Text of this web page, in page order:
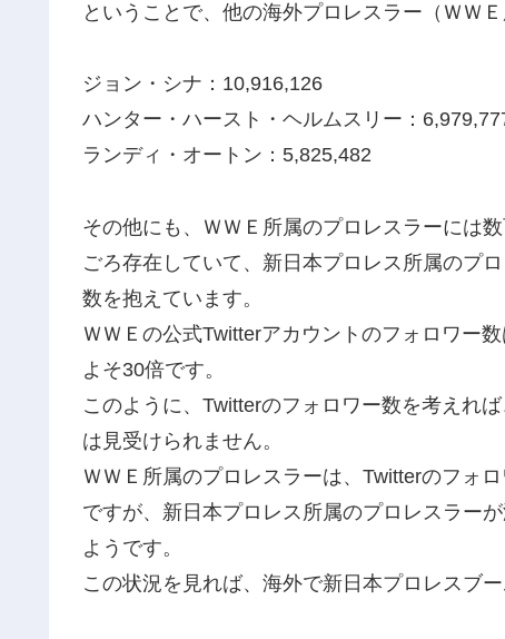
ということで、他の海外プロレスラー（ＷＷ
ジョン・シナ：10,916,126
ハンター・ハースト・ヘルムスリー：
ランディ・オートン：5,825,482
その他にも、ＷＷＥ所属のプロレスラーには
ごろ存在していて、新日本プロレス所属のプ
数を抱えています。
ＷＷＥの公式Twitterアカウントのフォロワー
よそ30倍です。
このように、Twitterのフォロワー数を考えれ
は見受けられません。
ＷＷＥ所属のプロレスラーは、Twitterのフォ
ですが、新日本プロレス所属のプロレスラー
ようです。
この状況を見れば、海外で新日本プロレスブ